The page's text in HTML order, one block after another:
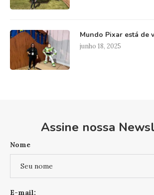
Mundo Pixar está de
junho 18, 2025
Assine nossa
Nome
E-mail: